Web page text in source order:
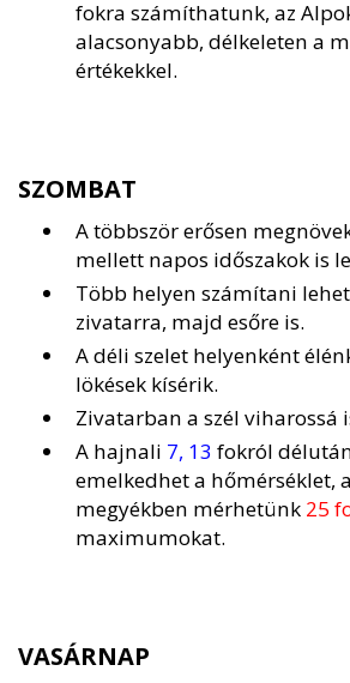
fokra számíthatunk, az
alacsonyabb, délkeleten a
értékekkel.
SZOMBAT
A többször erősen
mellett napos időszakok is
Több helyen számítani
zivatarra, majd esőre is.
A déli szelet helyenként
lökések kísérik.
Zivatarban a szél viharossá
A hajnali 7, 13 fokról
emelkedhet a hőmérséklet,
megyékben mérhetünk 25
maximumokat.
VASÁRNAP